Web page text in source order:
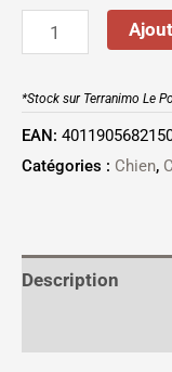
*Stock sur Terranimo Le
EAN:
Catégories : Chien,
Description